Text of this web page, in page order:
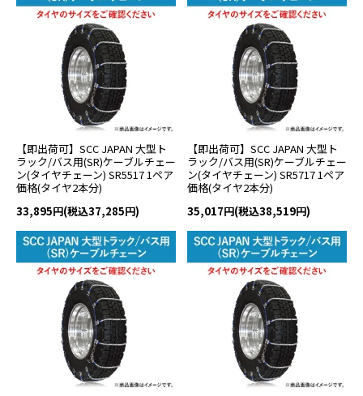
【即出荷可】SCC JAPAN 大型ト
ラック/バス用(SR)ケーブルチェー
ン(タイヤチェーン) SR5517 1ペア
価格(タイヤ2本分)
33,895円(税込37,285円)
【即出荷可】SCC JAPAN 大型ト
ラック/バス用(SR)ケーブルチェー
ン(タイヤチェーン) SR5717 1ペア
価格(タイヤ2本分)
35,017円(税込38,519円)